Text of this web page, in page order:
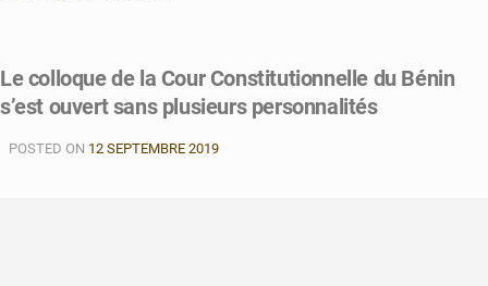
Le colloque de la Cour Constitutionnelle du Bénin
s’est ouvert sans plusieurs personnalités
POSTED ON 12 SEPTEMBRE 2019